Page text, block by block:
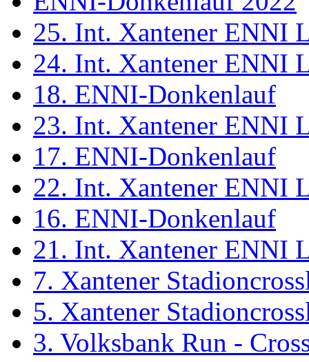
25. Int. Xantener ENNI
24. Int. Xantener ENNI
18. ENNI-Donkenlauf
23. Int. Xantener ENNI
17. ENNI-Donkenlauf
22. Int. Xantener ENNI
16. ENNI-Donkenlauf
21. Int. Xantener ENNI
7. Xantener
5. Xantener
3. Volksbank Run -